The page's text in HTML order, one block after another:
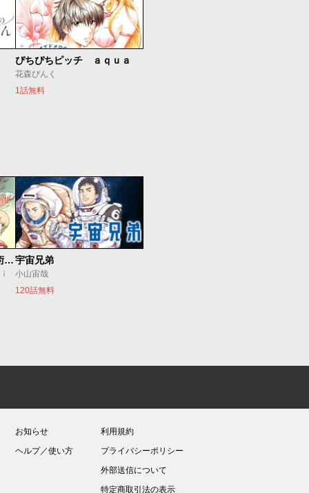
ぴちぴちピッチ ａｑｕａ
花森ぴんく
1話無料
追放されたチート付与魔術師は気ままなセカンドライフを謳歌する。 ～俺は武器だけじゃなく、あらゆるものに『強化ポイント』を付与できるし、俺の意思でいつでも効果を解除できるけど、残った人たち大丈夫？～宇宙兄弟
小山宙哉
120話無料
お知らせ
ヘルプ／使い方
利用規約
プライバシーポリシー
外部送信について
特定商取引法の表示